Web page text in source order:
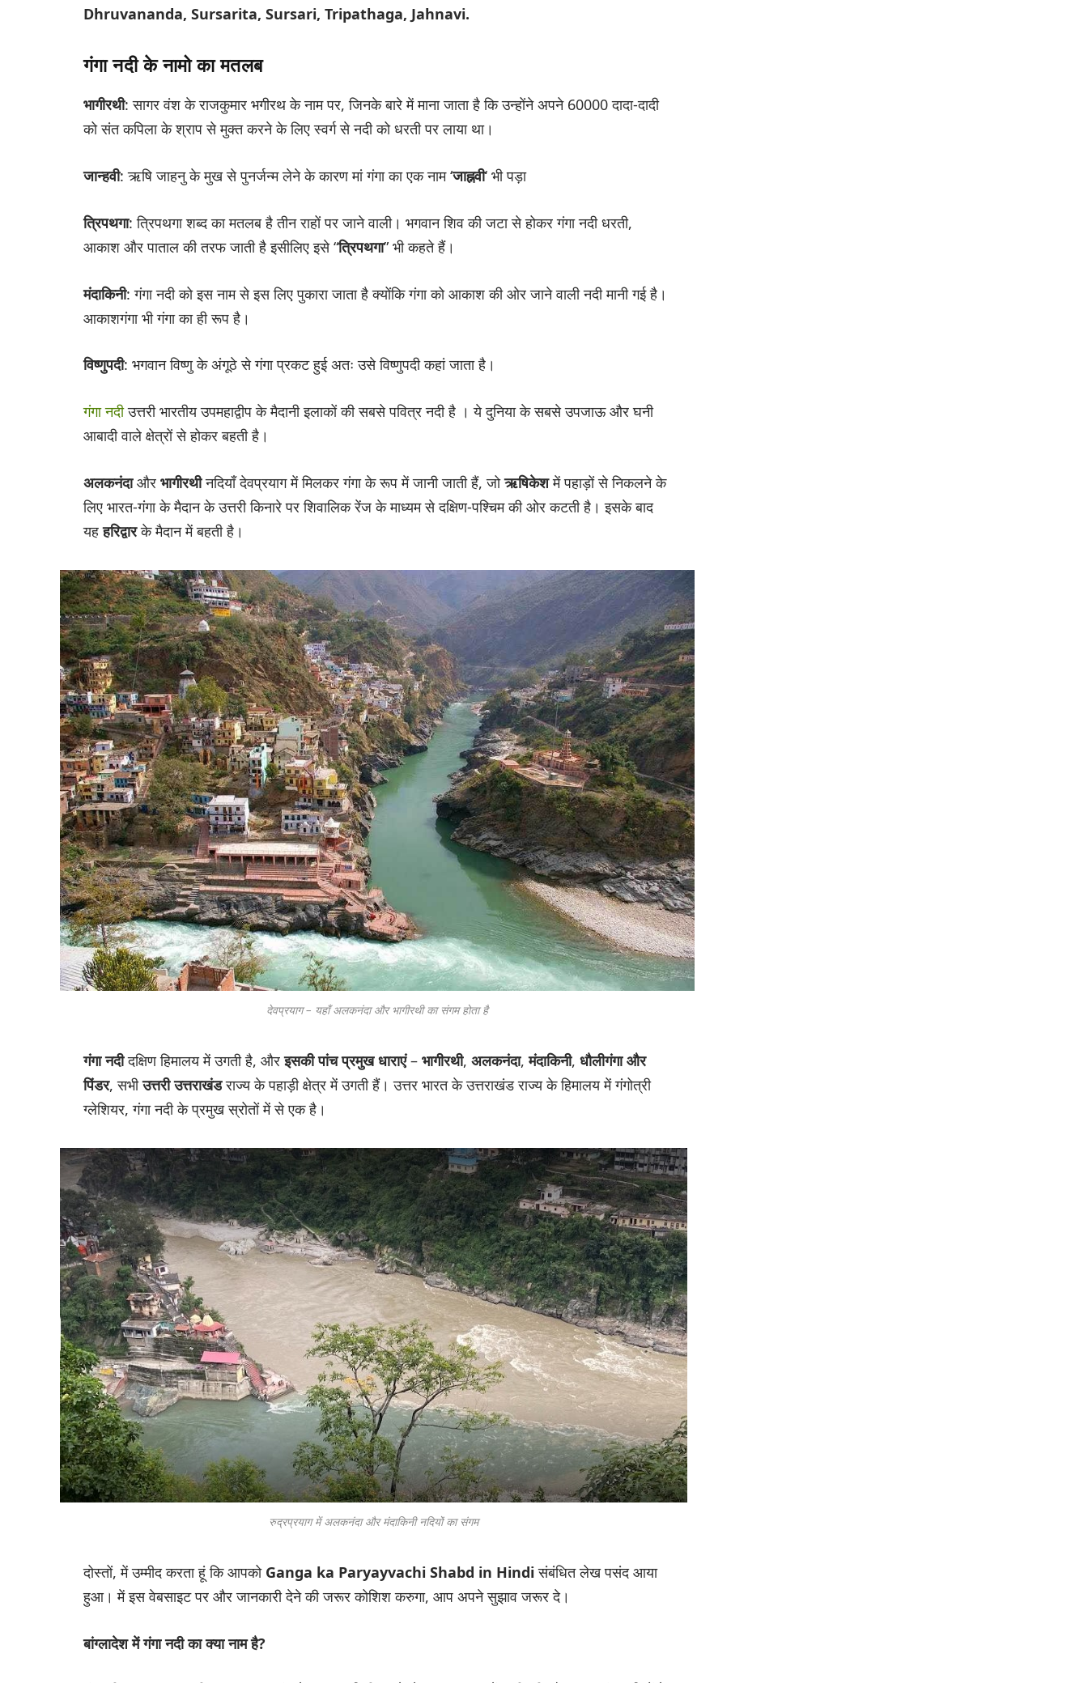
Dhruvananda, Sursarita, Sursari, Tripathaga, Jahnavi.
गंगा नदी के नामो का मतलब
भागीरथी: सागर वंश के राजकुमार भगीरथ के नाम पर, जिनके बारे में माना जाता है कि उन्होंने अपने 60000 दादा-दादी
को संत कपिला के श्राप से मुक्त करने के लिए स्वर्ग से नदी को धरती पर लाया था।
जान्हवी: ऋषि जाहनु के मुख से पुनर्जन्म लेने के कारण मां गंगा का एक नाम ‘जाह्नवी‘ भी पड़ा
त्रिपथगा: त्रिपथगा शब्द का मतलब है तीन राहों पर जाने वाली। भगवान शिव की जटा से होकर गंगा नदी धरती,
आकाश और पाताल की तरफ जाती है इसीलिए इसे “त्रिपथगा” भी कहते हैं।
मंदाकिनी: गंगा नदी को इस नाम से इस लिए पुकारा जाता है क्योंकि गंगा को आकाश की ओर जाने वाली नदी मानी गई है।
आकाशगंगा भी गंगा का ही रूप है।
विष्णुपदी: भगवान विष्णु के अंगूठे से गंगा प्रकट हुई अतः उसे विष्णुपदी कहां जाता है।
गंगा नदीउत्तरी भारतीय उपमहाद्वीप के मैदानी इलाकों की सबसे पवित्र नदी है । ये दुनिया के सबसे उपजाऊ और घनी
आबादी वाले क्षेत्रों से होकर बहती है।
अलकनंदाऔर भागीरथीनदियाँ देवप्रयाग में मिलकर गंगा के रूप में जानी जाती हैं, जोऋषिकेशमें पहाड़ों से निकलने के
लिए भारत-गंगा के मैदान के उत्तरी किनारे पर शिवालिक रेंज के माध्यम से दक्षिण-पश्चिम की ओर कटती है। इसके बाद
यहहरिद्वारके मैदान में बहती है।
देवप्रयाग – यहाँ अलकनंदा और भागीरथी का संगम होता है
गंगा नदीदक्षिण हिमालय में उगती है, औरइसकी पांच प्रमुख धाराएं– भागीरथी, अलकनंदा, मंदाकिनी, धौलीगंगा और
पिंडर, सभीउत्तरी उत्तराखंडराज्य के पहाड़ी क्षेत्र में उगती हैं। उत्तर भारत के उत्तराखंड राज्य के हिमालय में गंगोत्री
ग्लेशियर, गंगा नदी के प्रमुख स्रोतों में से एक है।
रुद्रप्रयाग में अलकनंदा और मंदाकिनी नदियों का संगम
दोस्तों, में उम्मीद करता हूं कि आपको Ganga ka Paryayvachi Shabd in Hindi संबंधित लेख पसंद आया
हुआ। में इस वेबसाइट पर और जानकारी देने की जरूर कोशिश करुगा, आप अपने सुझाव जरूर दे।
बांग्लादेश में गंगा नदी का क्या नाम है?